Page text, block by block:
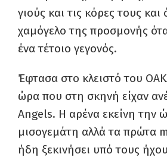
γιούς και τις κόρες τους
χαμόγελο της προσμονής
ένα τέτοιο γεγονός.
Έφτασα στο κλειστό του
ώρα που στη σκηνή είχαν
Angels. H αρένα εκείνη την
μισογεμάτη αλλά τα πρώτα
ήδη ξεκινήσει υπό τους